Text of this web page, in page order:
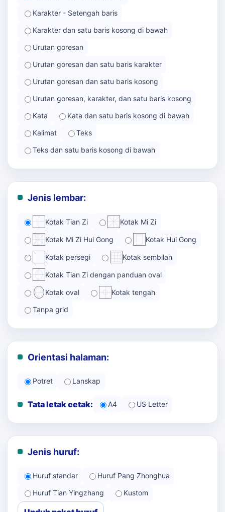
Karakter - Setengah baris
Karakter dan satu baris kosong di bawah
Urutan goresan
Urutan goresan dan satu baris karakter
Urutan goresan dan satu baris kosong
Urutan goresan, karakter, dan satu baris kosong
Kata
Kata dan satu baris kosong di bawah
Kalimat
Teks
Teks dan satu baris kosong di bawah
Jenis lembar:
Kotak Tian Zi Kotak Mi Zi
Kotak Mi Zi Hui Gong Kotak Hui Gong
Kotak persegi Kotak sembilan
Kotak Tian Zi dengan panduan oval
Kotak oval Kotak tengah
Tanpa grid
Orientasi halaman:
Potret Lanskap
Tata letak cetak: A4 US Letter
Jenis huruf:
Huruf standar
Huruf Pang Zhonghua
Huruf Tian Yingzhang
Kustom